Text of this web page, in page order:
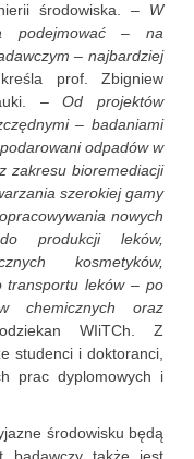
środowiska. – W
podejmować – na
– najbardziej
prof. Zbigniew
–Od projektów
– badaniami
odpadów w
zakresu bioremediacji
szerokiej gamy
nowych
produkcji leków,
kosmetyków,
transportu leków – po
chemicznych oraz
WIiTCh. Z
studenci i doktoranci,
prac dyplomowych i
środowisku będą